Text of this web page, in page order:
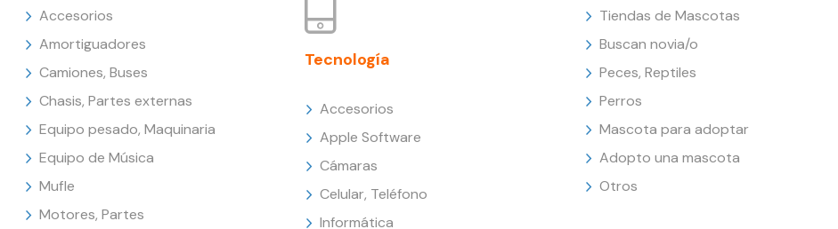
Accesorios
Amortiguadores
Camiones, Buses
Chasis, Partes externas
Equipo pesado, Maquinaria
Equipo de Música
Mufle
Motores, Partes
Tecnología
Accesorios
Apple Software
Cámaras
Celular, Teléfono
Informática
Tiendas de Mascotas
Buscan novia/o
Peces, Reptiles
Perros
Mascota para adoptar
Adopto una mascota
Otros